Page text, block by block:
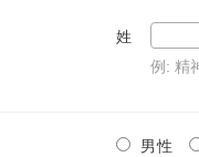
姓
例: 精
男性